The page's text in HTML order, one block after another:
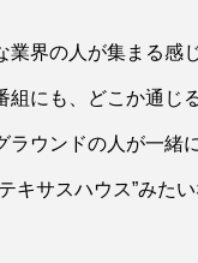
業界の人が集まる感
組にも、どこか通じ
ラウンドの人が一緒
キサスハウス”みた